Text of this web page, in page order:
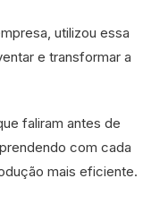
utilizou essa
e transformar a
faliram antes de
com cada
mais eficiente.